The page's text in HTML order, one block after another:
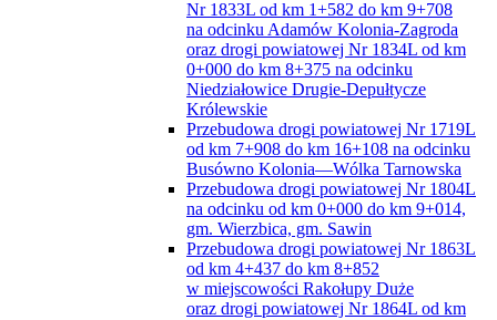
Nr 1833L od km 1+582 do km 9+708
na odcinku Adamów Kolonia-Zagroda
oraz drogi powiatowej Nr 1834L od km
0+000 do km 8+375 na odcinku
Niedziałowice Drugie-Depułtycze
Królewskie
Przebudowa drogi powiatowej Nr 1719L
od km 7+908 do km 16+108 na odcinku
Busówno Kolonia—Wólka Tarnowska
Przebudowa drogi powiatowej Nr 1804L
na odcinku od km 0+000 do km 9+014,
gm. Wierzbica, gm. Sawin
Przebudowa drogi powiatowej Nr 1863L
od km 4+437 do km 8+852
w miejscowości Rakołupy Duże
oraz drogi powiatowej Nr 1864L od km